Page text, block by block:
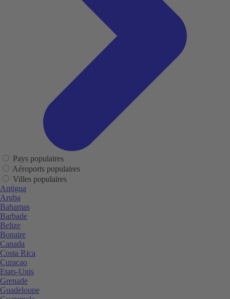
Pays populaires
Aéroports populaires
Villes populaires
Antigua
Aruba
Bahamas
Barbade
Belize
Bonaire
Canada
Costa Rica
Curaçao
Etats-Unis
Grenade
Guadeloupe